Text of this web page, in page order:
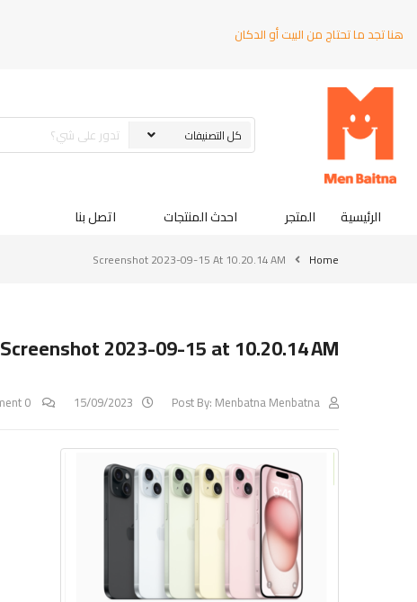
هنا تجد ما تحتاج من البيت أو الدكان
الرئيسية المتجر احدث المنتجات اتصل بنا
Home
Screenshot 2023-09-15 At 10.20.14 AM
Screenshot 2023-09-15 at 10.20.14 AM
Post By: Menbatna Menbatna
15/09/2023